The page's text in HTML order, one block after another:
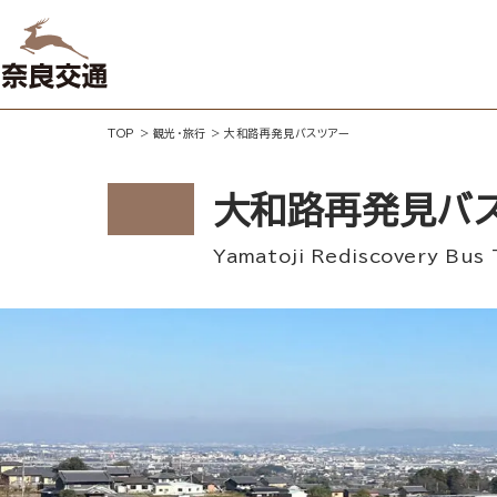
TOP > 観光・旅行 > 大和路再発見バスツアー
大和路再発見バ